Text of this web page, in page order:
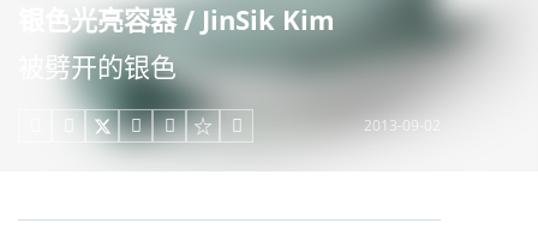
银色光亮容器 / JinSik Kim
被劈开的银色
   2013-09-02